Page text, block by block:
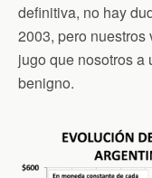
definitiva, no hay
2003, pero
jugo que nosotros a
benigno.